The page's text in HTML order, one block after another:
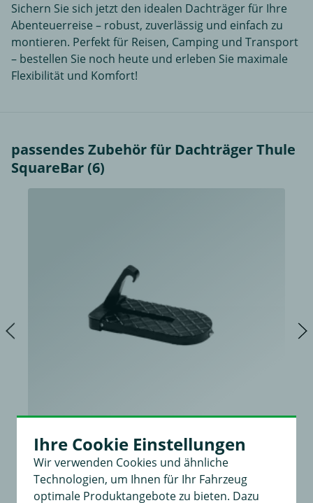
Sichern Sie sich jetzt den idealen Dachträger für Ihre
Abenteuerreise – robust, zuverlässig und einfach zu
montieren. Perfekt für Reisen, Camping und Transport
– bestellen Sie noch heute und erleben Sie maximale
Flexibilität und Komfort!
passendes Zubehör für Dachträger Thule
SquareBar (6)
Trittstufe
universell, Material: Aluminium, Aufstiegs- und Beladehilfe
Ihre Cookie Einstellungen
Wir verwenden Cookies und ähnliche
Technologien, um Ihnen für Ihr Fahrzeug
optimale Produktangebote zu bieten. Dazu